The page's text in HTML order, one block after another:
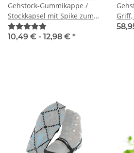
Gehstock-Gummikappe /
Stockkapsel mit Spike zum
Ausklappen
10,49 € - 12,98 € *